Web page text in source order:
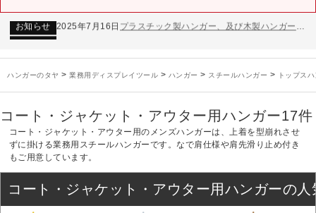
お知らせ 2025年7月16日
プラスチック製ハンガー、及び木製ハンガーKシリーズ 価格改定のお知らせ
お知らせ
2025年3月14日 木製ハンガーNシリーズ価格改定のお知らせ
お知らせ
2025年3月14日
木製ハンガーNシリーズ価格改定のお知らせ
未分類 2024年12月19日
雑誌「GINZA」でタヤのハンガーを紹介していただきました
お知らせ 2024年12月12日
ハンガーのタヤ > 業務用ディスプレイツール > ハンガー > スチールハンガー > トップス
コート・ジャケット・アウター用ハンガー17件
コート・ジャケット・アウター用のメンズハンガーは、上着を型崩れさせ
ずに掛ける業務用スチールハンガーです。なで肩仕様や肩先滑り止め付き
もご用意しています。
コート・ジャケット・アウター用ハンガーの